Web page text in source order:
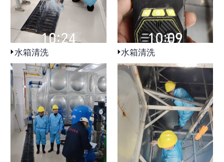
水箱清洗 水箱清洗